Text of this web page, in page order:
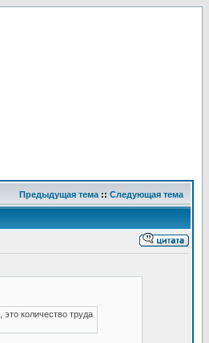
Предыдущая тема :: Следующая тема
количество труда